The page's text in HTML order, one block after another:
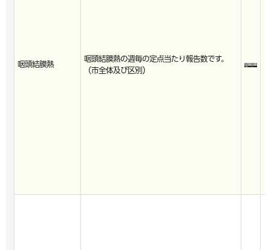
咽頭結膜熱
咽頭結膜熱の週毎の定点当たり報告数です。
（市全体及び区別）